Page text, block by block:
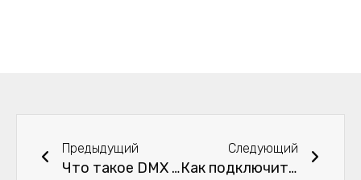
Предыдущий
Что такое DMX RGBW LED Strip Light?
Следующий
Как подключить различные светодиодные ленты?